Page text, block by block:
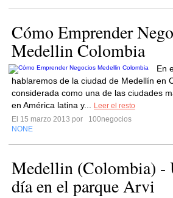
Cómo Emprender
Medellin Colombia
En
hablaremos de la ciudad de Medellín en
considerada como una de las ciudades
en América latina y...
Leer el resto
El 15 marzo 2013 por
100negocios
NONE
Medellin (Colombia) -
día en el parque Arvi